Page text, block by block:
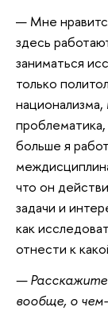
— Мне
здесь
заниматься
только
больше я
что он
задачи и
как
отнести к
—
вообще, о